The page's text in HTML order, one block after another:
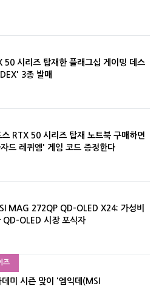
50 시리즈 탑재한 플래그십 게이밍 데스
3종 발매
스 RTX 50 시리즈 탑재 노트북 구매하면
드 레퀴엠' 게임 코드 증정한다
MAG 272QP QD-OLED X24: 가성비
QD-OLED 시장 포식자
즈
데미 시즌 맞이 '엠익데(MSI